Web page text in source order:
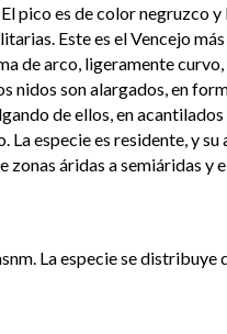
pico es de color negruzco
Este es el Vencejo
de arco, ligeramente
nidos son alargados, en
de ellos, en
especie es residente, y
áridas a semiáridas
La especie se